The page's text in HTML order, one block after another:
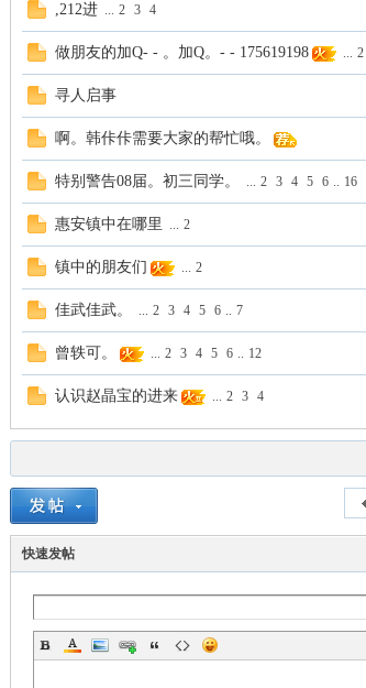
,212进 ... 2 3 4
做朋友的加Q- - 。加Q。- - 175619198 ... 2
寻人启事
啊。韩佧佧需要大家的帮忙哦。
特别警告08届。初三同学。 ... 2 3 4 5 6 .. 16
惠安镇中在哪里 ... 2
镇中的朋友们 ... 2
佳武佳武。 ... 2 3 4 5 6 .. 7
曾轶可。 ... 2 3 4 5 6 .. 12
认识赵晶宝的进来 ... 2 3 4
快速发帖